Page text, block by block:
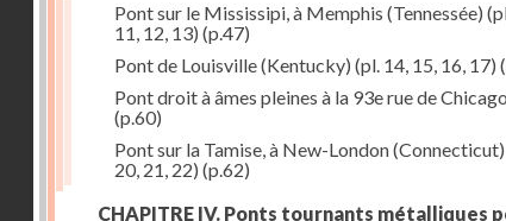
Pont sur le Mississipi, à Memphis (Tennessée)
11, 12, 13) (p.47)
Pont de Louisville (Kentucky) (pl. 14, 15, 16, 17)
Pont droit à âmes pleines à la 93e rue de
(p.60)
Pont sur la Tamise, à New-London
20, 21, 22) (p.62)
CHAPITRE IV. Ponts tournants métalliques